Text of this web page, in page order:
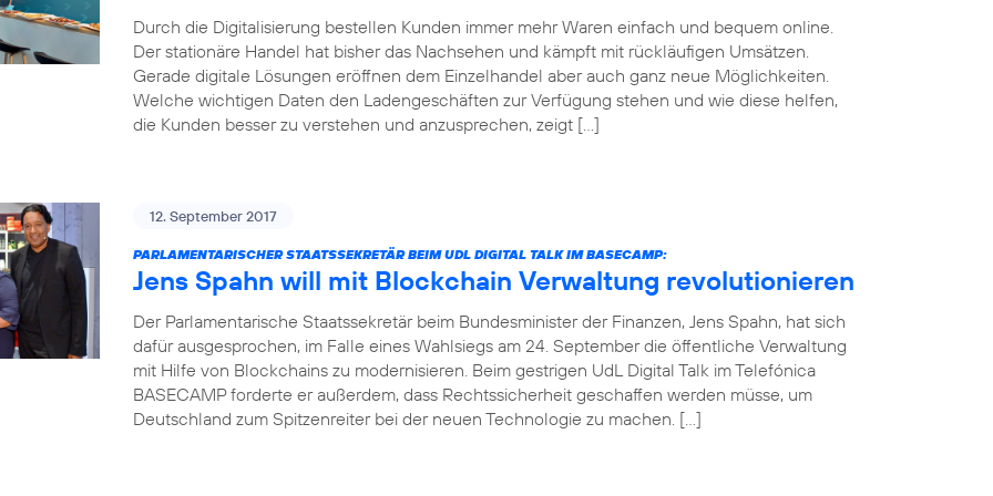
Durch die Digitalisierung bestellen Kunden immer mehr Waren einfach und bequem online.
Der stationäre Handel hat bisher das Nachsehen und kämpft mit rückläufigen Umsätzen.
Gerade digitale Lösungen eröffnen dem Einzelhandel aber auch ganz neue Möglichkeiten.
Welche wichtigen Daten den Ladengeschäften zur Verfügung stehen und wie diese helfen,
die Kunden besser zu verstehen und anzusprechen, zeigt […]
12. September 2017
PARLAMENTARISCHER STAATSSEKRETÄR BEIM UDL DIGITAL TALK IM BASECAMP:
Jens Spahn will mit Blockchain Verwaltung revolutionieren
Der Parlamentarische Staatssekretär beim Bundesminister der Finanzen, Jens Spahn, hat sich
dafür ausgesprochen, im Falle eines Wahlsiegs am 24. September die öffentliche Verwaltung
mit Hilfe von Blockchains zu modernisieren. Beim gestrigen UdL Digital Talk im Telefónica
BASECAMP forderte er außerdem, dass Rechtssicherheit geschaffen werden müsse, um
Deutschland zum Spitzenreiter bei der neuen Technologie zu machen. […]